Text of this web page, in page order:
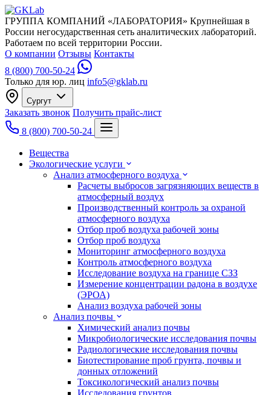
ГРУППА КОМПАНИЙ «ЛАБОРАТОРИЯ» Крупнейшая в
России негосударственная сеть аналитических лабораторий.
Работаем по всей территории России.
О компании Отзывы Контакты
8 (800) 700-50-24
Только для юр. лиц info5@gklab.ru
Сургут
Заказать звонок Получить прайс-лист
8 (800) 700-50-24
Вещества
Экологические услуги
Анализ атмосферного воздуха
Расчеты выбросов загрязняющих веществ в
атмосферный воздух
Производственный контроль за охраной
атмосферного воздуха
Отбор проб воздуха рабочей зоны
Отбор проб воздуха
Мониторинг атмосферного воздуха
Контроль атмосферного воздуха
Исследование воздуха на границе СЗЗ
Измерение концентрации радона в воздухе
(ЭРОА)
Анализ воздуха рабочей зоны
Анализ почвы
Химический анализ почвы
Микробиологические исследования почвы
Радиологические исследования почвы
Биотестирование проб грунта, почвы и
донных отложений
Токсикологический анализ почвы
Исследования грунтов